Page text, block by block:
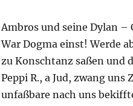
Ambros und seine Dylan –
War Dogma einst! Werde
zu Konschtanz saßen und
Peppi R., a Jud, zwang
unfaßbare nach uns